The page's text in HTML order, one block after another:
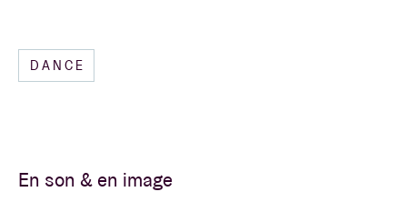
DANCE
En son & en image